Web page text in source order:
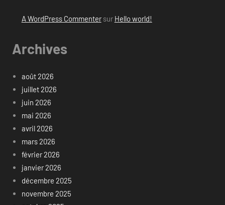
A WordPress Commentersur Hello world!
Archives
août 2026
juillet 2026
juin 2026
mai 2026
avril 2026
mars 2026
février 2026
janvier 2026
décembre 2025
novembre 2025